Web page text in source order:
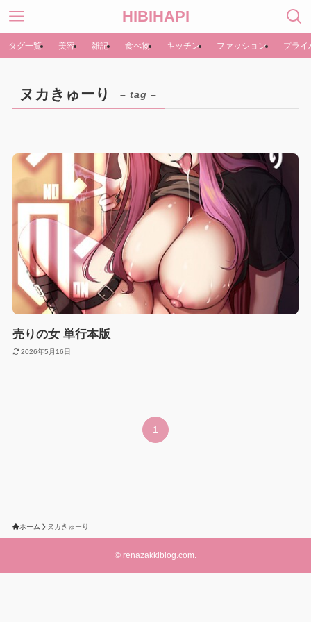
HIBIHAPI
タグ一覧 美容 雑記 食べ物 キッチン ファッション プライ
ヌカきゅーり – tag –
売りの女 単行本版
2026年5月16日
1
ホーム ヌカきゅーり
© renazakkiblog.com.